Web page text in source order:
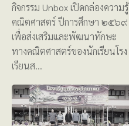
กิจกรรม Unbox เปิดกล่องความรู้
คณิตศาสตร์ ปีการศึกษา ๒๕๖๙
เพื่อส่งเสริมและพัฒนาทักษะ
ทางคณิตศาสตร์ของนักเรียนโรง
เรียนส…